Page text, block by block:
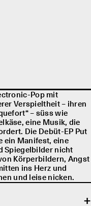
Pop mit
Verspieltheit – ihren
– süss wie
eine Musik, die
Die Debüt-EP Put
ein Manifest, eine
Spiegelbilder nicht
Körperbildern, Angst
ins Herz und
und leise nicken.